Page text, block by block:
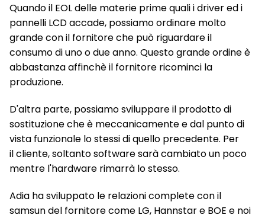
Quando il EOL delle materie prime quali i driver ed i
pannelli LCD accade, possiamo ordinare molto
grande con il fornitore che può riguardare il
consumo di uno o due anno. Questo grande ordine è
abbastanza affinchè il fornitore ricominci la
produzione.
D'altra parte, possiamo sviluppare il prodotto di
sostituzione che è meccanicamente e dal punto di
vista funzionale lo stessi di quello precedente. Per
il cliente, soltanto software sarà cambiato un poco
mentre l'hardware rimarrà lo stesso.
Adia ha sviluppato le relazioni complete con il
samsun del fornitore come LG, Hannstar e BOE e noi